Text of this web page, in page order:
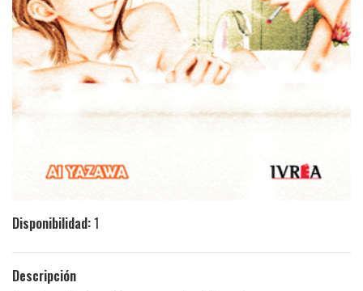
Disponibilidad:1
Descripción